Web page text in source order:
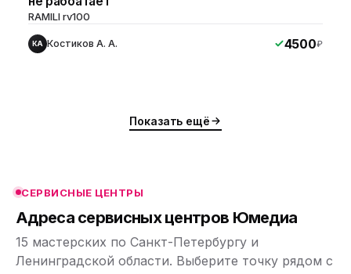
RAMILI rv100
КА Костиков А. А. 4500₽
Показать ещё
СЕРВИСНЫЕ ЦЕНТРЫ
Адреса сервисных центров Юмедиа
15 мастерских по Санкт-Петербургу и
Ленинградской области. Выберите точку рядом с
ю